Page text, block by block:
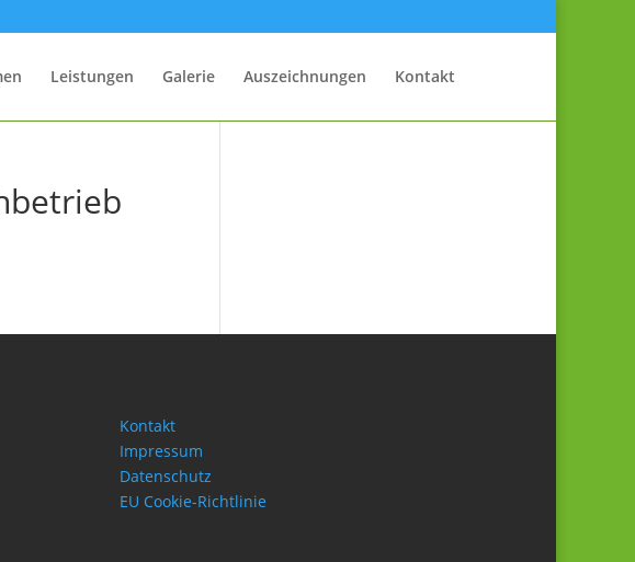
Leistungen Galerie Auszeichnungen Kontakt
Kontakt
Impressum
Datenschutz
EU Cookie-Richtlinie